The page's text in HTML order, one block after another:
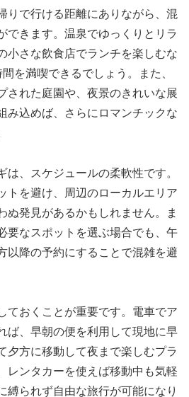
りで行ける距離にありながら、混
できます。温泉でゆっくりとリラ
小さな飲食店でランチを楽しむな
を満喫できるでしょう。また、
された庭園や、夜景のきれいな展
み込めば、さらにロマンチックな
は、スケジュールの柔軟性です。
トを避け、周辺のローカルエリア
ぬ発見があるかもしれません。ま
要なスポットを選ぶ場合でも、午
以降の予約にすることで混雑を避
ておくことが重要です。電車でア
ば、早朝の便を利用して現地に早
夕方に移動して夜まで楽しむプラ
レンタカーを使えば移動中も気軽
縛られず自由な旅行が可能になり